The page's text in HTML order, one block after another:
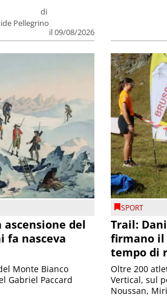
di
Pellegrino
il 09/08/2026
ascensione del
fa nasceva
Monte Bianco
Gabriel Paccard
SPORT
Trail:
firmano il
tempo di
Oltre 200
Vertical, sul
Noussan,